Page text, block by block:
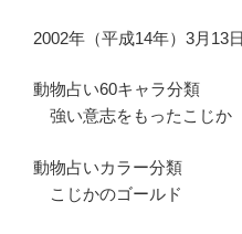
2002年（平成14年）3月13
動物占い60キャラ分類
強い意志をもったこじか
動物占いカラー分類
こじかのゴールド